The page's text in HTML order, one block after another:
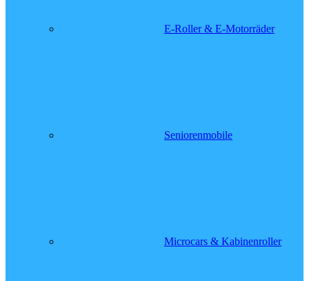
E-Roller & E-Motorräder
Seniorenmobile
Microcars & Kabinenroller